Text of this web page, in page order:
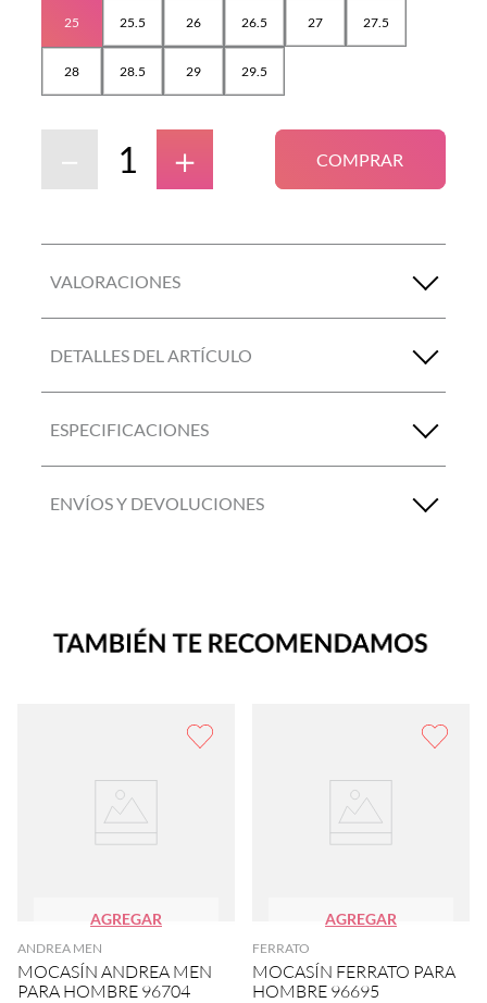
25 25.5 26 26.5 27 27.5
28 28.5 29 29.5
＋
－ COMPRAR
VALORACIONES
DETALLES DEL ARTÍCULO
ESPECIFICACIONES
ENVÍOS Y DEVOLUCIONES
AGREGAR
ANDREA MEN
MOCASÍN ANDREA MEN
PARA HOMBRE 96704
AGREGAR
FERRATO
MOCASÍN FERRATO PARA
HOMBRE 96695